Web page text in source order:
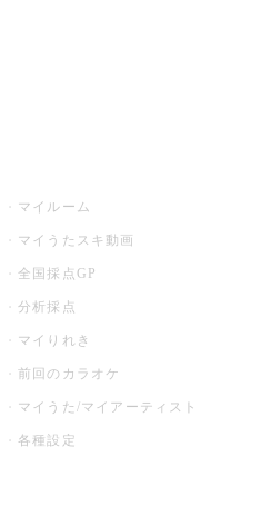
マイルーム
マイうたスキ動画
全国採点GP
分析採点
マイりれき
前回のカラオケ
マイうた/マイアーティスト
各種設定